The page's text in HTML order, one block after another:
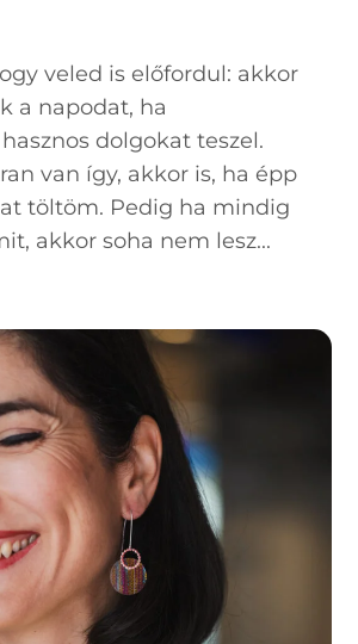
veled is előfordul: akkor
a napodat, ha
dolgokat teszel.
van így, akkor is, ha épp
töltöm. Pedig ha mindig
akkor soha nem lesz...